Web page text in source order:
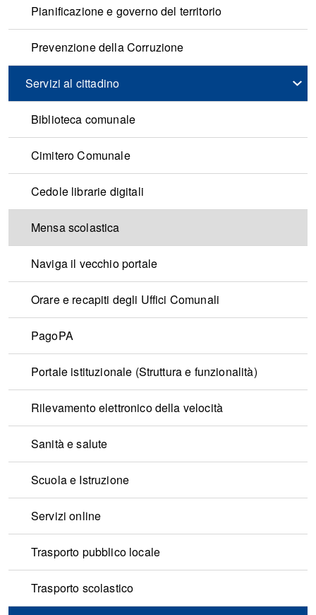
Pianificazione e governo del territorio
Prevenzione della Corruzione
Servizi al cittadino
Biblioteca comunale
Cimitero Comunale
Cedole librarie digitali
Mensa scolastica
Naviga il vecchio portale
Orare e recapiti degli Uffici Comunali
PagoPA
Portale istituzionale (Struttura e funzionalità)
Rilevamento elettronico della velocità
Sanità e salute
Scuola e Istruzione
Servizi online
Trasporto pubblico locale
Trasporto scolastico